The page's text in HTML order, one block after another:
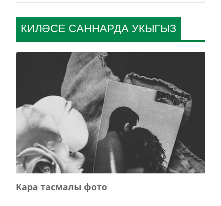
КИЛӘСЕ САННАРДА УКЫГЫЗ
Кара тасмалы фото